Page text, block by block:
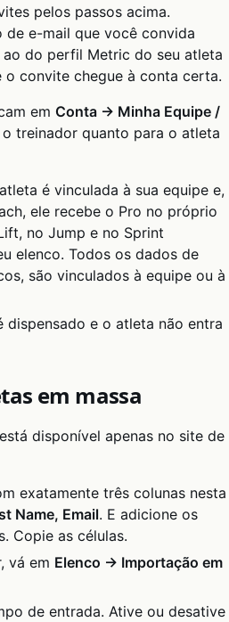
pelos passos acima.
de e-mail que você convida
do perfil Metric do seu atleta
o convite chegue à conta certa.
em Conta → Minha Equipe /
treinador quanto para o atleta
é vinculada à sua equipe e,
ele recebe o Pro no próprio
no Jump e no Sprint
elenco. Todos os dados de
são vinculados à equipe ou à
e o atleta não entra
em massa
disponível apenas no site de
exatamente três colunas nesta
Name, Email. E adicione os
Copie as células.
vá em Elenco → Importação em
de entrada. Ative ou desative